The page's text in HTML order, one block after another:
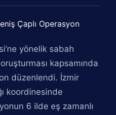
yönelik sabah
kapsamında
düzenlendi. İzmir
koordinesinde
6 ilde eş zamanlı